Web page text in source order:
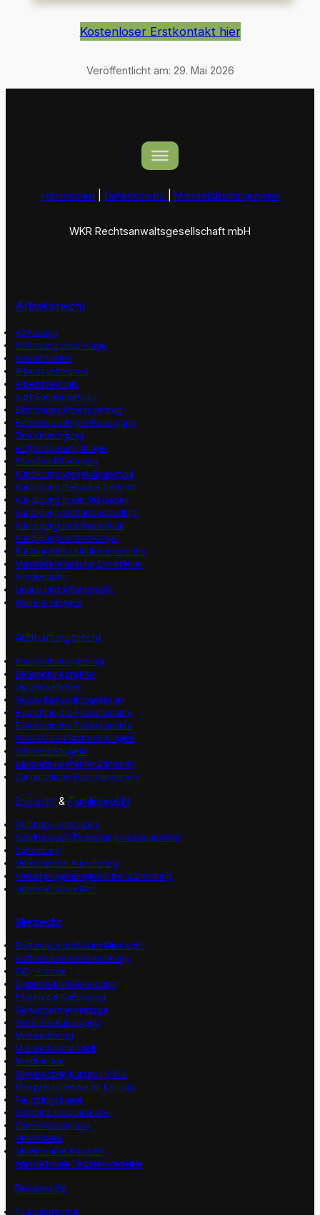
Kostenloser Erstkontakt hier
Veröffentlicht am: 29. Mai 2026
Impressum Datenschutz Mandatsbedingungen
WKR Rechtsanwaltsgesellschaft mbH
Arbeitsrecht
Abfindung
Abfindung oder Klage
Anwalt finden
Arbeitszeitbetrug
Arbeitszeugnis
Aufhebungsvertrag
Befristeter Arbeitsvertrag
Betriebsbedingte Kündigung
Druckkündigung
Eingruppierungsklage
Fristlose Kündigung
Kündigung wegen Diebstahl
Kündigung Personenbedingt
Kündigung in der Probezeit
Kündigung Verhaltensbedingt
Kündigung und Resturlaub
Kündigungsschutzklage
Kürzung des Urlaubsanspruchs
Massenentlassung Formfehler
Mindestlohn
Urlaub und Arbeitsrecht
Weihnachtsgeld
Arzthaftungsrecht
Anspruchsverjährung
Behandlungsfehler
Diagnosefehler
Grobe Behandlungsfehler
Einsicht in die Patientenakte
Elektronische Patientenakte
Inkasso von Arztrechnungen
Schmerzensgeld
Behandlungsfehler Zahnarzt
Zahnärztliche Nachbesserung
Erbrecht &Familienrecht
Pflichtteil einfordern
Schritte nach Todesfall Kindesunterhalt
Scheidung
Unterhalt bei Ausbildung
Versorgungsausgleich bei Scheidung
Unterhalt abändern
Mietrecht
Bettwanzenbefall im Mietrecht
Betriebskostenabrechnung
CO₂-Kosten
Eigenbedarfskündigung
Fristen zur Kündigung
Gewerbemietverträge
Vermieterkündigung
Mieterhöhung
Mieterstrommodell
Mietkaution
Miete richtig kürzen | 2026
Mietpreisbremse für Leipzig
Räumungsklage
Schönheitsreparaturen
Schonfristzahlung
Untermiete
Unwirksame Klauseln
Wärmezähler / Kostenverteiler
Reiserecht
Fluggastrechte